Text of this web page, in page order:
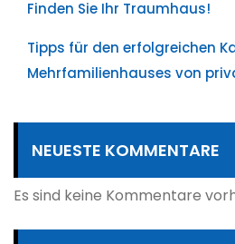
Finden Sie Ihr Traumhaus!
Tipps für den erfolgreichen
Mehrfamilienhauses von
NEUESTE KOMMENTARE
Es sind keine Kommentare